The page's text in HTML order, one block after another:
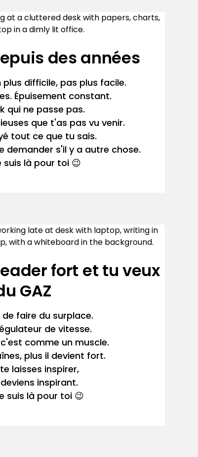
des années
plus difficile, pas plus facile.
Épuisement constant.
qui ne passe pas.
que t'as pas vu venir.
tout ce que tu sais.
demander s'il y a autre chose.
suis là pour toi 😉
fort et tu veux
GAZ
de faire du surplace.
de vitesse.
comme un muscle.
plus il devient fort.
laisses inspirer,
inspirant.
suis là pour toi 😉